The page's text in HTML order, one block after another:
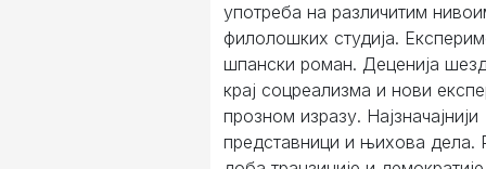
употреба на различитим
филолошких студија.
шпански роман. Деценија
крај соцреализма и нови
прозном изразу. Најзначајнији
представници и њихова дела.